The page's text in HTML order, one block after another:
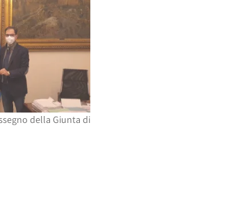
della Giunta di